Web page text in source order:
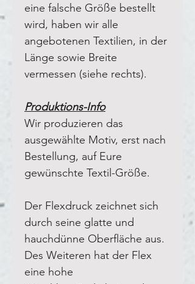
eine falsche Größe bestellt
wird, haben wir alle
angebotenen Textilien, in der
Länge sowie Breite
vermessen (siehe rechts).
Produktions-Info
Wir produzieren das
ausgewählte Motiv, erst nach
Bestellung, auf Eure
gewünschte Textil-Größe.
Der Flexdruck zeichnet sich
durch seine glatte und
hauchdünne Oberfläche aus.
Des Weiteren hat der Flex
eine hohe